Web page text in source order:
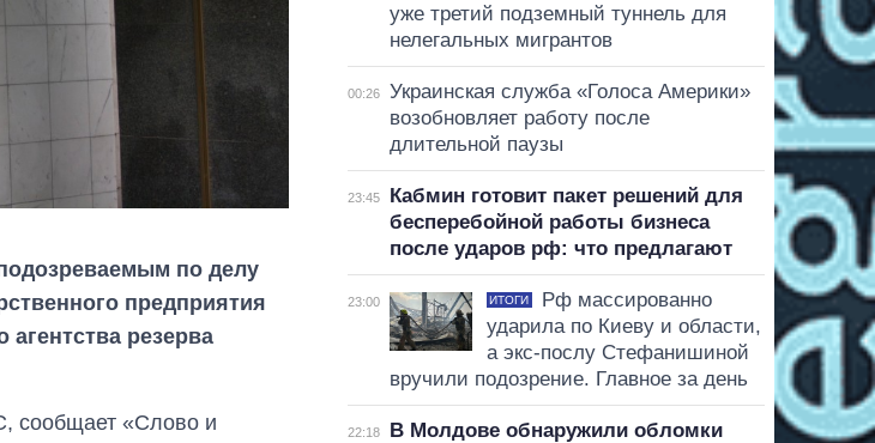
по делу
предприятия
резерва
сообщает «Слово и
уже третий подземный туннель для
нелегальных мигрантов
00:26
Украинская служба «Голоса Америки»
возобновляет работу после
длительной паузы
23:45
Кабмин готовит пакет решений для
бесперебойной работы бизнеса
после ударов рф: что предлагают
23:00 ИТОГИ
Рф массированно
ударила по Киеву и области,
а экс-послу Стефанишиной
вручили подозрение. Главное за день
22:18
В Молдове обнаружили обломки